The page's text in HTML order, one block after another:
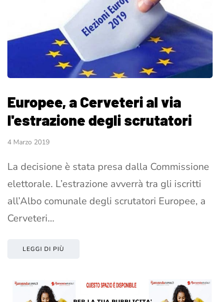
Europee, a Cerveteri al via
l'estrazione degli scrutatori
4 Marzo 2019
La decisione è stata presa dalla Commissione
elettorale. L’estrazione avverrà tra gli iscritti
all’Albo comunale degli scrutatori Europee, a
Cerveteri…
LEGGI DI PIÙ